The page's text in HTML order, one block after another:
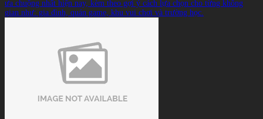
ưa chuộng nhất hiện nay, kèm theo gợi ý cách lựa chọn cho từng không
gian như: gia đình, quán game, khu vui chơi và trường học.